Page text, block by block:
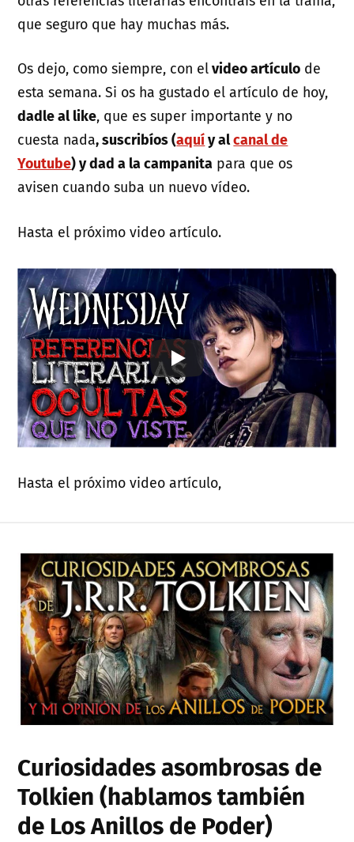
que seguro que hay muchas más.
Os dejo, como siempre, con elvideo artículo de
esta semana. Si os ha gustado el artículo de hoy,
dadle al like, que es super importante y no
cuesta nada, suscribíos (aquíy alcanal de
Youtube) y dad a la campanita para que os
avisen cuando suba un nuevo vídeo.
Hasta el próximo video artículo.
Hasta el próximo video artículo,
Curiosidades asombrosas de
Tolkien (hablamos también
de Los Anillos de Poder)